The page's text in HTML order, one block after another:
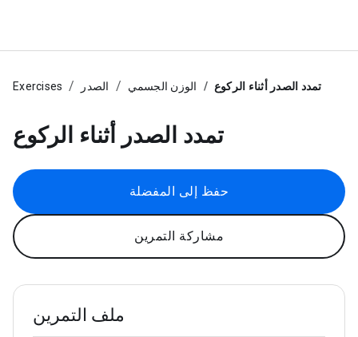
Exercises الصدر الوزن الجسمي تمدد الصدر أثناء الركوع
تمدد الصدر أثناء الركوع
حفظ إلى المفضلة
مشاركة التمرين
ملف التمرين